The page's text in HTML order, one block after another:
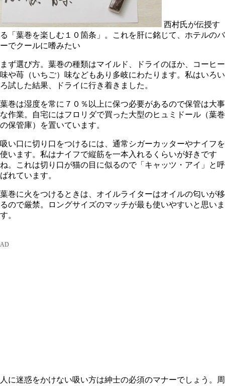
西村氏が伝授す
る「葉巻を楽しむ１０箇条」。これを肝に銘じて、ホテルのバ
ーでクールに嗜みたい
まず選び方。葉巻の種類はマイルド、ドライのほか、コーヒー
味や苺（いちご）味などもあり多岐にわたります。私はいろい
ろ試した結果、ドライに行き着きました。
葉巻は湿度を常に７０％以上に保つ必要があるので保管は大事
な作業。自宅にはフロリダで買った大型のヒュミドール（葉巻
の保管庫）を置いています。
吸い口に切り口をつけるには、通常シガーカッターやナイフを
使います。私はナイフで縦筋を一本入れるくらいが好きです
ね。これは切り口が猫の目に似るので「キャッツ・アイ」と呼
ばれています。
葉巻に火をつけるときは、オイルライターはオイルの匂いが移
るので厳禁。ロングサイズのマッチが最も使いやすいと思いま
す。
人に迷惑をかけない吸い方は紳士の必須のマナーでしょう。周